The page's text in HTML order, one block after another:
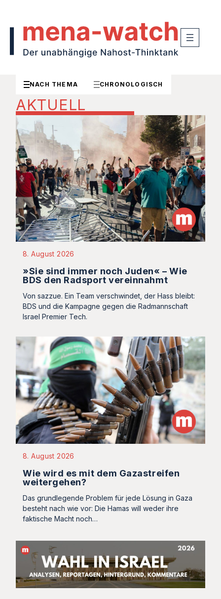
NACH THEMA CHRONOLOGISCH
AKTUELL
8. August 2026
»Sie sind immer noch Juden« – Wie
BDS den Radsport vereinnahmt
Von sazzue. Ein Team verschwindet, der Hass bleibt:
BDS und die Kampagne gegen die Radmannschaft
Israel Premier Tech.
8. August 2026
Wie wird es mit dem Gazastreifen
weitergehen?
Das grundlegende Problem für jede Lösung in Gaza
besteht nach wie vor: Die Hamas will weder ihre
faktische Macht noch…